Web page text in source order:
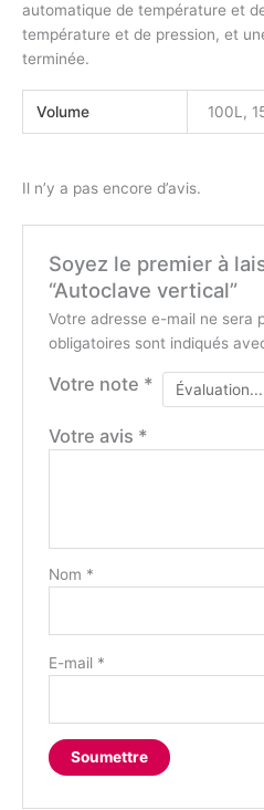
automatique de température et
température et de pression, et
terminée.
Volume 100L,
Il n’y a pas encore d’avis.
Soyez le premier à
“Autoclave vertical”
Votre adresse e-mail ne sera
obligatoires sont indiqués
Votre note *
Votre avis *
Nom *
E-mail *